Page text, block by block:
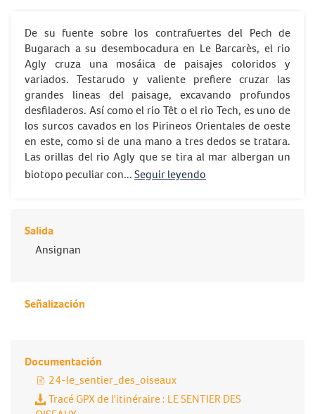
De su fuente sobre los contrafuertes del Pech de
Bugarach a su desembocadura en Le Barcarès, el rio
Agly cruza una mosáica de paisajes coloridos y
variados. Testarudo y valiente prefiere cruzar las
grandes lineas del paisage, excavando profundos
desfiladeros. Así como el rio Têt o el rio Tech, es uno de
los surcos cavados en los Pirineos Orientales de oeste
en este, como si de una mano a tres dedos se tratara.
Las orillas del rio Agly que se tira al mar albergan un
biotopo peculiar con...Seguir leyendo
Salida
Ansignan
Señalización
Documentación
24-le_sentier_des_oiseaux
Tracé GPX de l'itinéraire : LE SENTIER DES